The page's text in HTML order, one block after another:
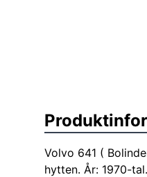
Volvo 641 (
hytten. År: 1970-